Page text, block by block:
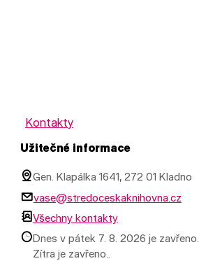
Kontakty
Užitečné informace
Gen. Klapálka 1641, 272 01 Kladno
vase@stredoceskaknihovna.cz
Všechny kontakty
Dnes v pátek 7. 8. 2026 je zavřeno.
Zítra je zavřeno..